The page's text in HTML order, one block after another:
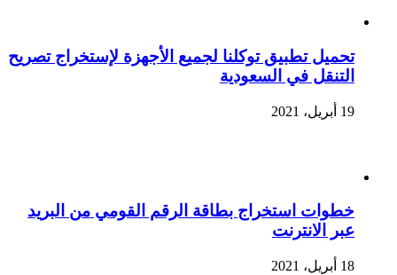
تحميل تطبيق توكلنا لجميع الأجهزة لإستخراج تصريح
التنقل في السعودية
19 أبريل، 2021
خطوات استخراج بطاقة الرقم القومي من البريد
عبر الانترنت
18 أبريل، 2021